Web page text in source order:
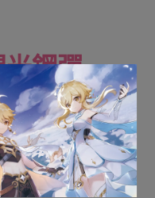
光鋼彈
裝
詢問